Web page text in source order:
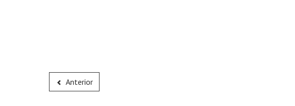
Anterior